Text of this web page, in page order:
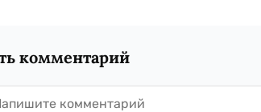
комментарий